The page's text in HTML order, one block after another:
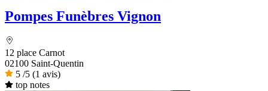
Pompes Funèbres Vignon
12 place Carnot
02100 Saint-Quentin
5 /5 (1 avis)
top notes